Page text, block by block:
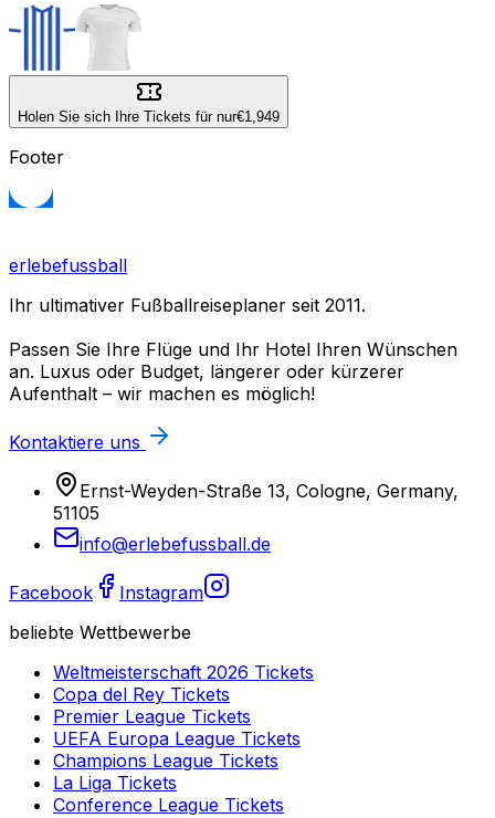
Holen Sie sich Ihre Tickets für nur€1,949
Footer
erlebefussball
Ihr ultimativer Fußballreiseplaner seit 2011.
Passen Sie Ihre Flüge und Ihr Hotel Ihren Wünschen
an. Luxus oder Budget, längerer oder kürzerer
Aufenthalt – wir machen es möglich!
Kontaktiere uns
Ernst-Weyden-Straße 13, Cologne, Germany,
51105
info@erlebefussball.de
Facebook
Instagram
beliebte Wettbewerbe
Weltmeisterschaft 2026 Tickets
Copa del Rey Tickets
Premier League Tickets
UEFA Europa League Tickets
Champions League Tickets
La Liga Tickets
Conference League Tickets